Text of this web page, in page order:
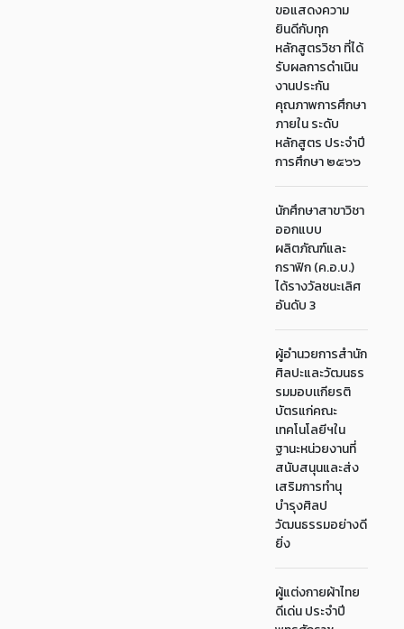
ขอแสดงความ
ยินดีกับทุก
หลักสูตรวิชา ที่ได้
รับผลการดำเนิน
งานประกัน
คุณภาพการศึกษา
ภายใน ระดับ
หลักสูตร ประจำปี
การศึกษา ๒๕๖๖
นักศึกษาสาขาวิชา
ออกแบบ
ผลิตภัณฑ์และ
กราฟิก (ค.อ.บ.)
ได้รางวัลชนะเลิศ
อันดับ 3
ผู้อำนวยการสำนัก
ศิลปะและวัฒนธร
รมมอบเเกียรติ
บัตรแก่คณะ
เทคโนโลยีฯใน
ฐานะหน่วยงานที่
สนับสนุนและส่ง
เสริมการทำนุ
บำรุงศิลป
วัฒนธรรมอย่างดี
ยิ่ง
ผู้แต่งกายผ้าไทย
ดีเด่น ประจำปี